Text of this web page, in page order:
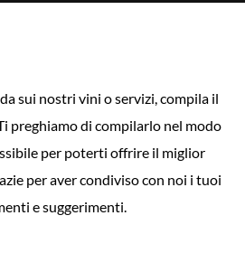
sui nostri vini o servizi, compila il
preghiamo di compilarlo nel modo
per poterti offrire il miglior
per aver condiviso con noi i tuoi
e suggerimenti.